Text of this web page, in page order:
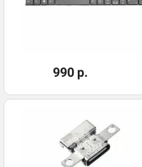
990 р.